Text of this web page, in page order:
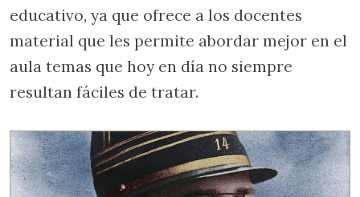
educativo, ya que ofrece a los docentes
material que les permite abordar mejor en el
aula temas que hoy en día no siempre
resultan fáciles de tratar.